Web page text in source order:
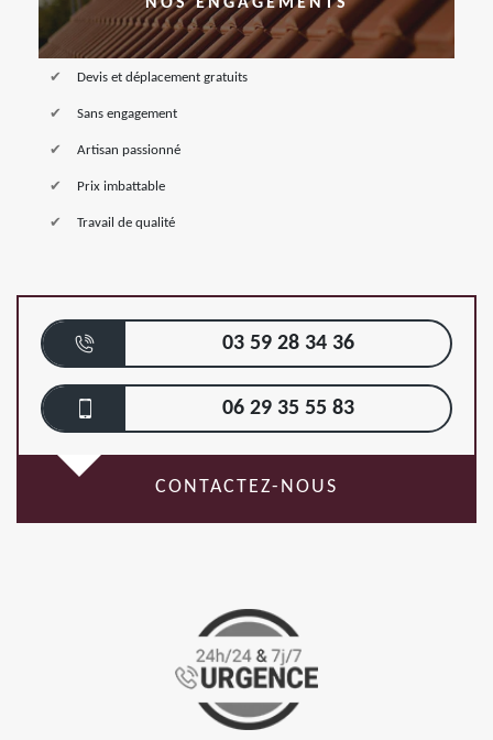
Devis et déplacement gratuits
Sans engagement
Artisan passionné
Prix imbattable
Travail de qualité
03 59 28 34 36
06 29 35 55 83
CONTACTEZ-NOUS